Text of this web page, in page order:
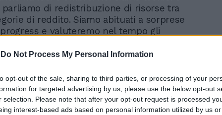
Do Not Process My Personal Information
opt-out of the sale, sharing to third parties, or processing of your
for targeted advertising by us, please use the below opt-out
selection. Please note that after your opt-out request is processed
interest-based ads based on personal information utilized by us
di redistribuzione di risorse tra
di reddito. Siamo abituati a sorprese
e valuteremo nel tempo gli
preventivo senza modifiche
adesione. Avrebbero dovuto essere fatte
anche ai conti della Ragioneria